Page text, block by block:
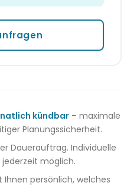
kündbar – maximale
Planungssicherheit.
Dauerauftrag. Individuelle
möglich.
persönlich, welches